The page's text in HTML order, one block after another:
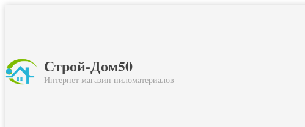
Строй-Дом50
Интернет магазин пиломатериалов